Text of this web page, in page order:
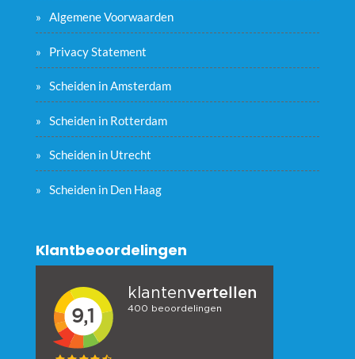
Algemene Voorwaarden
Privacy Statement
Scheiden in Amsterdam
Scheiden in Rotterdam
Scheiden in Utrecht
Scheiden in Den Haag
Klantbeoordelingen